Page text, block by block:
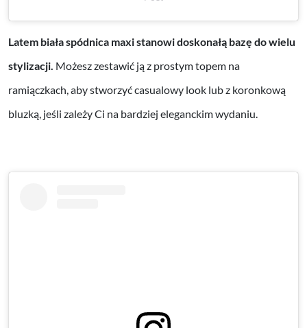
Latem biała spódnica maxi stanowi doskonałą bazę do wielu
stylizacji. Możesz zestawić ją z prostym topem na
ramiączkach, aby stworzyć casualowy look lub z koronkową
bluzką, jeśli zależy Ci na bardziej eleganckim wydaniu.